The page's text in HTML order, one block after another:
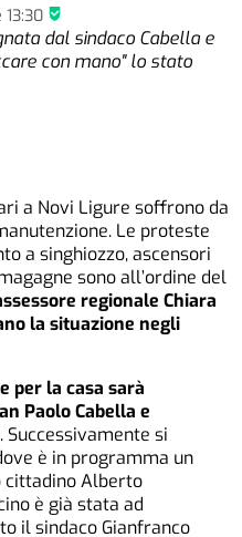
13:30
dal sindaco Cabella e
con mano" lo stato
a Novi Ligure soffrono da
Le proteste
a singhiozzo, ascensori
sono all’ordine del
regionale Chiara
la situazione negli
per la casa sarà
Paolo Cabella e
. Successivamente si
è in programma un
Alberto
è già stata ad
il sindaco Gianfranco